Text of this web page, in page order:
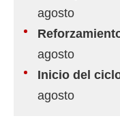
agosto
agosto
Inicio del
agosto